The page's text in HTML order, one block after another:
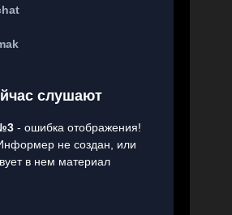
слушают
- ошибка отображения!
не создан, или
в нем материал